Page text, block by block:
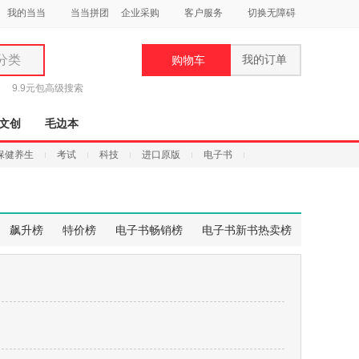
我的当当 当当拼团 企业采购 客户服务 切换无障碍
类
9.9元包高级搜索
购物车 我的订单
创 毛边本
健养生 考试 科技 进口原版 电子书
飙升榜 特价榜 电子书畅销榜 电子书新书热卖榜